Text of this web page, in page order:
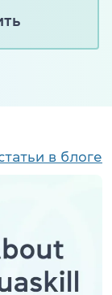
в блоге